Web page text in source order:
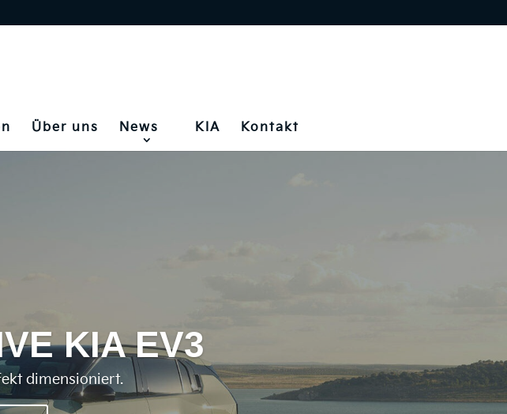
Über uns News KIA Kontakt
KIA EV3
dimensioniert.